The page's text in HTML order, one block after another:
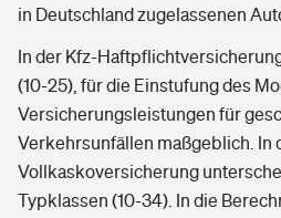
in Deutschland zugelassenen
In der Kfz-
(10-25), für die Einstufung des
Versicherungsleistungen für
Verkehrsunfällen maßgeblich. In
Vollkaskoversicherung
Typklassen (10-34). In die